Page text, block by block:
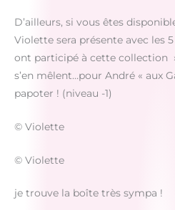
D’ailleurs, si vous êtes
Violette sera présente avec les
ont participé à cette collection
s’en mêlent…pour André « aux
papoter ! (niveau -1)
© Violette
© Violette
je trouve la boîte très sympa !